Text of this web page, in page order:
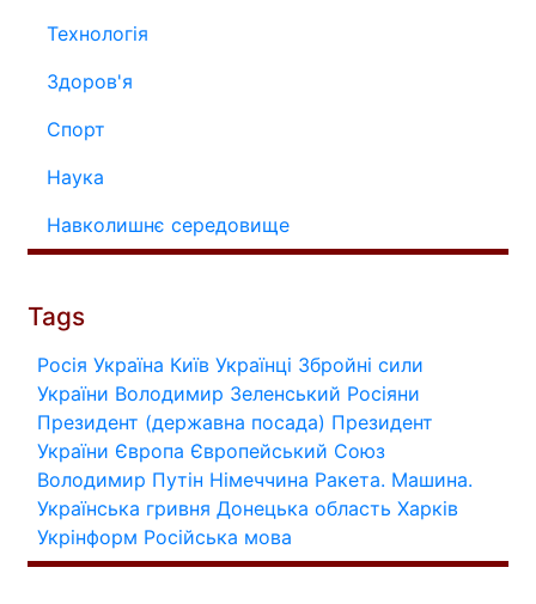
Технологія
Здоров'я
Спорт
Наука
Навколишнє середовище
Tags
Росія Україна Київ Українці Збройні сили
України Володимир Зеленський Росіяни
Президент (державна посада) Президент
України Європа Європейський Союз
Володимир Путін Німеччина Ракета. Машина.
Українська гривня Донецька область Харків
Укрінформ Російська мова